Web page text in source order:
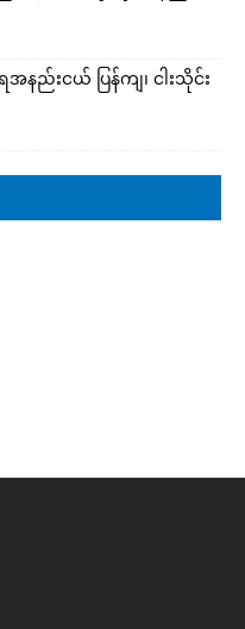
ည်းငယ် ပြန်ကျ၊ ငါးသိုင်း